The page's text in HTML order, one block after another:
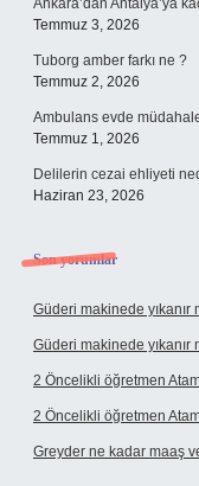
Ankara’dan Antalya’ya
Temmuz 3, 2026
Tuborg amber farkı ne ?
Temmuz 2, 2026
Ambulans evde
Temmuz 1, 2026
Delilerin cezai ehliyeti
Haziran 23, 2026
Son yorumlar
Güderi makinede yıkanır
Güderi makinede yıkanır
2 Öncelikli öğretmen
2 Öncelikli öğretmen
Greyder ne kadar maaş